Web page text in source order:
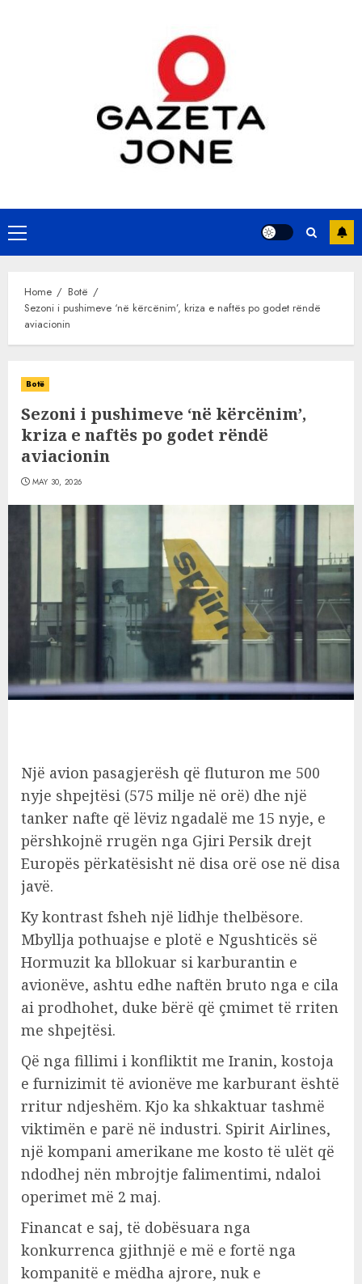
Primary
Menu
Home
Botë
Sezoni i pushimeve ‘në kërcënim’, kriza e naftës po godet rëndë
aviacionin
Botë
Sezoni i pushimeve ‘në kërcënim’,
kriza e naftës po godet rëndë
aviacionin
MAY 30, 2026
Një avion pasagjerësh që fluturon me 500
nyje shpejtësi (575 milje në orë) dhe një
tanker nafte që lëviz ngadalë me 15 nyje, e
përshkojnë rrugën nga Gjiri Persik drejt
Europës përkatësisht në disa orë ose në disa
javë.
Ky kontrast fsheh një lidhje thelbësore.
Mbyllja pothuajse e plotë e Ngushticës së
Hormuzit ka bllokuar si karburantin e
avionëve, ashtu edhe naftën bruto nga e cila
ai prodhohet, duke bërë që çmimet të rriten
me shpejtësi.
Që nga fillimi i konfliktit me Iranin, kostoja
e furnizimit të avionëve me karburant është
rritur ndjeshëm. Kjo ka shkaktuar tashmë
viktimën e parë në industri. Spirit Airlines,
një kompani amerikane me kosto të ulët që
ndodhej nën mbrojtje falimentimi, ndaloi
operimet më 2 maj.
Financat e saj, të dobësuara nga
konkurrenca gjithnjë e më e fortë nga
kompanitë e mëdha ajrore, nuk e